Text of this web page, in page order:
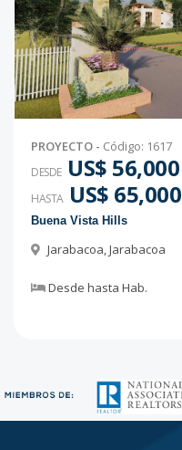
PROYECTO - Código: 1617
DESDE US$ 56,000
HASTA US$ 65,000
Buena Vista Hills
Jarabacoa,Jarabacoa
Desde hasta Hab.